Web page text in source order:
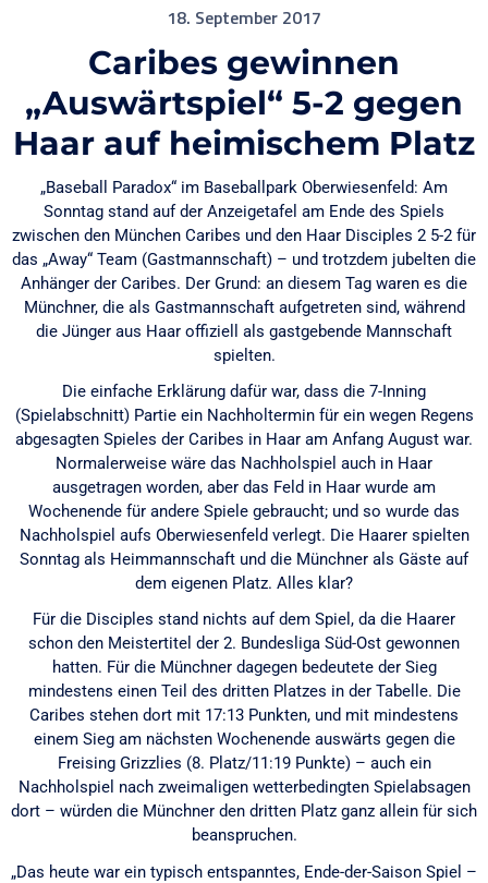
18. September 2017
Caribes gewinnen
„Auswärtspiel“ 5-2 gegen
Haar auf heimischem Platz
„Baseball Paradox“ im Baseballpark Oberwiesenfeld: Am
Sonntag stand auf der Anzeigetafel am Ende des Spiels
zwischen den München Caribes und den Haar Disciples 2 5-2 für
das „Away“ Team (Gastmannschaft) – und trotzdem jubelten die
Anhänger der Caribes. Der Grund: an diesem Tag waren es die
Münchner, die als Gastmannschaft aufgetreten sind, während
die Jünger aus Haar offiziell als gastgebende Mannschaft
spielten.
Die einfache Erklärung dafür war, dass die 7-Inning
(Spielabschnitt) Partie ein Nachholtermin für ein wegen Regens
abgesagten Spieles der Caribes in Haar am Anfang August war.
Normalerweise wäre das Nachholspiel auch in Haar
ausgetragen worden, aber das Feld in Haar wurde am
Wochenende für andere Spiele gebraucht; und so wurde das
Nachholspiel aufs Oberwiesenfeld verlegt. Die Haarer spielten
Sonntag als Heimmannschaft und die Münchner als Gäste auf
dem eigenen Platz. Alles klar?
Für die Disciples stand nichts auf dem Spiel, da die Haarer
schon den Meistertitel der 2. Bundesliga Süd-Ost gewonnen
hatten. Für die Münchner dagegen bedeutete der Sieg
mindestens einen Teil des dritten Platzes in der Tabelle. Die
Caribes stehen dort mit 17:13 Punkten, und mit mindestens
einem Sieg am nächsten Wochenende auswärts gegen die
Freising Grizzlies (8. Platz/11:19 Punkte) – auch ein
Nachholspiel nach zweimaligen wetterbedingten Spielabsagen
dort – würden die Münchner den dritten Platz ganz allein für sich
beanspruchen.
„Das heute war ein typisch entspanntes, Ende-der-Saison Spiel –